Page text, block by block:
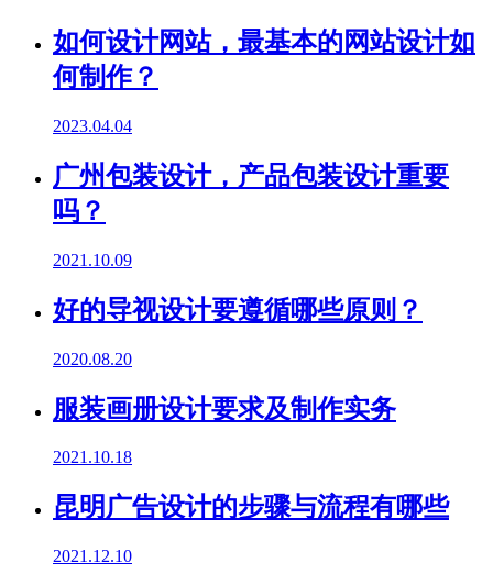
如何设计网站，最基本的网站设计如
何制作？
2023.04.04
广州包装设计，产品包装设计重要
吗？
2021.10.09
好的导视设计要遵循哪些原则？
2020.08.20
服装画册设计要求及制作实务
2021.10.18
昆明广告设计的步骤与流程有哪些
2021.12.10